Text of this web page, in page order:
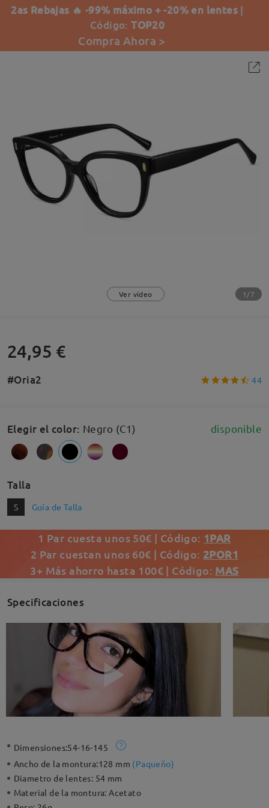
2as Rebajas 🔥 -99% máximo + -20% en lentes |
Código:TOP20
Compra Ahora >
Ver vídeo 1/7
24,95 €
#Oria2 44
Elegir el color: Negro (C1) disponible
Talla
S Guía de Talla
1 Par cuesta unos 50€ | Código: 1PAR
2 Par cuestan unos 60€ | Código: 2POR1
3+ Más ahorro hasta 100€ | Código: MAS
Specificaciones
Dimensiones:54-16-145
Ancho de la montura:128 mm (Paqueño)
Diametro de lentes: 54 mm
Material de la montura:Acetato